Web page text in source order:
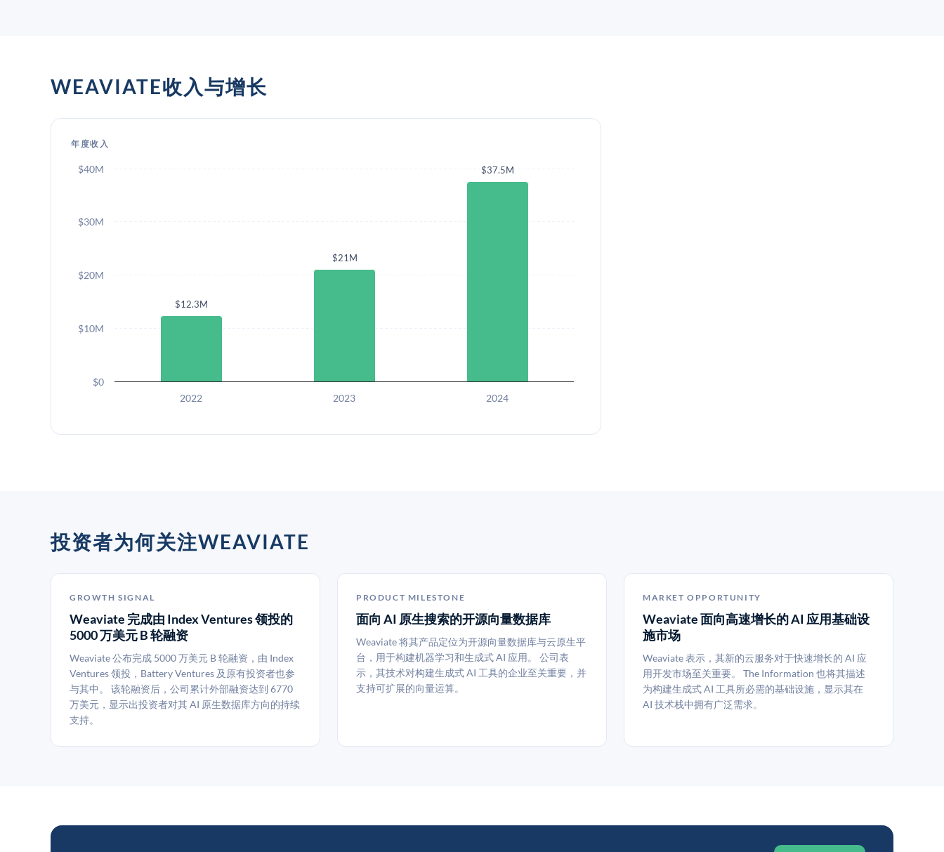
WEAVIATE收入与增长
年度收入
$12.3M
$21M
$37.5M
2022 2023 2024
$0
$10M
$20M
$30M
$40M
投资者为何关注WEAVIATE
GROWTH SIGNAL
Weaviate 完成由 Index Ventures 领投的
5000 万美元 B 轮融资
Weaviate 公布完成 5000 万美元 B 轮融资，由 Index
Ventures 领投，Battery Ventures 及原有投资者也参
与其中。 该轮融资后，公司累计外部融资达到 6770
万美元，显示出投资者对其 AI 原生数据库方向的持续
支持。
PRODUCT MILESTONE
面向 AI 原生搜索的开源向量数据库
Weaviate 将其产品定位为开源向量数据库与云原生平
台，用于构建机器学习和生成式 AI 应用。 公司表
示，其技术对构建生成式 AI 工具的企业至关重要，并
支持可扩展的向量运算。
MARKET OPPORTUNITY
Weaviate 面向高速增长的 AI 应用基础设
施市场
Weaviate 表示，其新的云服务对于快速增长的 AI 应
用开发市场至关重要。 The Information 也将其描述
为构建生成式 AI 工具所必需的基础设施，显示其在
AI 技术栈中拥有广泛需求。